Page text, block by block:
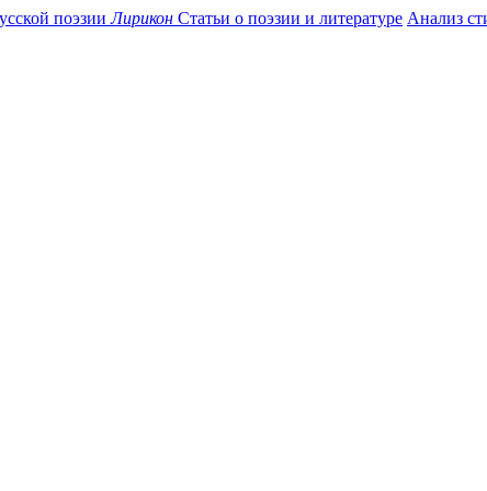
поэзии Лирикон Статьи о поэзии и литературе Анализ